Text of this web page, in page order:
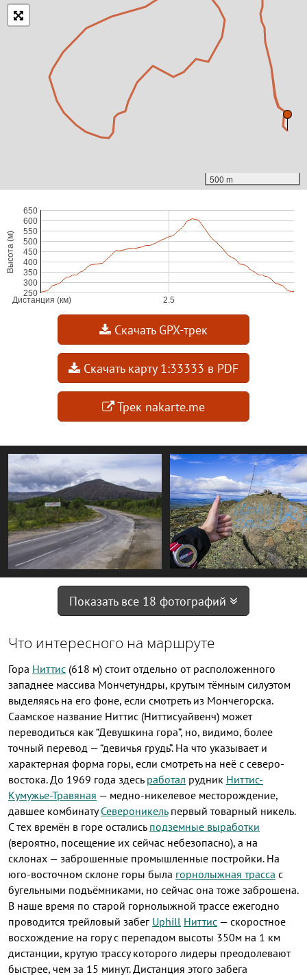
500 m
Скачать GPX-трек
Скачать карту 1:33333 в PDF
Трек nakarte.me
Показать все 18 фотографий
Что интересного на маршруте
Гора Ниттис (618 м) стоит отдельно от расположенного
западнее массива Мончетундры, крутым тёмным силуэтом
выделяясь на его фоне, если смотреть из Мончегорска.
Саамское название Ниттис (Ниттисуайвенч) может
переводиться как “Девушкина гора”, но, видимо, более
точный перевод — “девичья грудь”. На что указывает и
характерная форма горы, если смотреть на неё с северо-
востока. До 1969 года здесь работал рудник Ниттис-
Кумужье-Травяная — медно-никелевое месторождение,
давшее комбинатуСевероникельпервый товарный никель.
С тех времён в горе остались подземные выработки
(вероятно, посещение их сейчас небезопасно), а на
склонах — заброшенные промышленные постройки. На
юго-восточном склоне горы была горнолыжная трасса с
бугельными подъёмниками, но сейчас она тоже заброшена.
В наше время по старой горнолыжной трассе ежегодно
проводится трейловый забег Uphill Ниттис — скоростное
восхождение на гору с перепадом высоты 350м на 1 км
дистанции, крутую трассу которого лидеры преодолевают
быстрее, чем за 15 минут. Дистанция этого забега